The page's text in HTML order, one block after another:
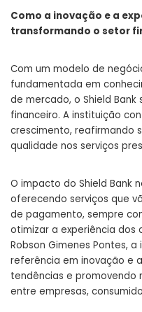
Como a inovação e a
transformando o setor
Com um modelo de
fundamentada em
de mercado, o Shield
financeiro. A instituição
crescimento, reafirmando
qualidade nos serviços
O impacto do Shield Bank
oferecendo serviços que
de pagamento, sempre
otimizar a experiência dos
Robson Gimenes Pontes,
referência em inovação e
tendências e promovendo
entre empresas,